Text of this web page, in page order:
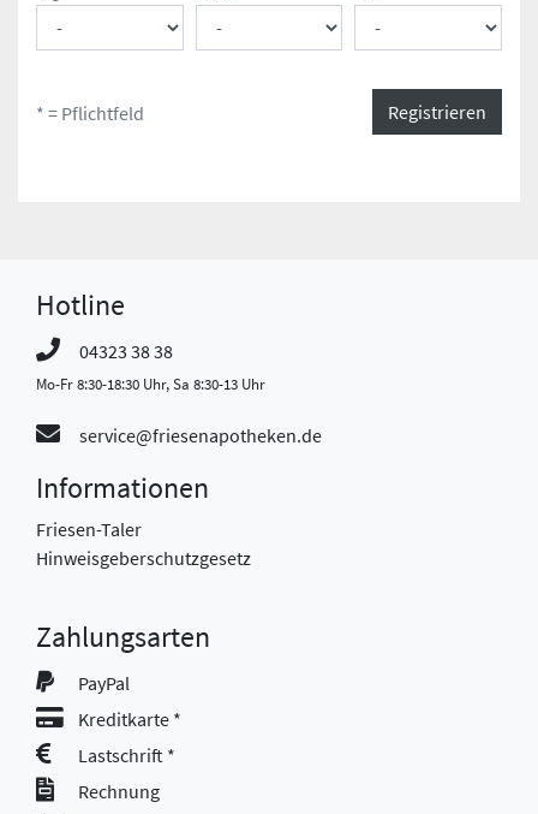
Registrieren
* = Pflichtfeld
Hotline
04323 38 38
Mo-Fr 8:30-18:30 Uhr, Sa 8:30-13 Uhr
service@friesenapotheken.de
Informationen
Friesen-Taler
Hinweisgeberschutzgesetz
Zahlungsarten
PayPal
Kreditkarte *
Lastschrift *
Rechnung